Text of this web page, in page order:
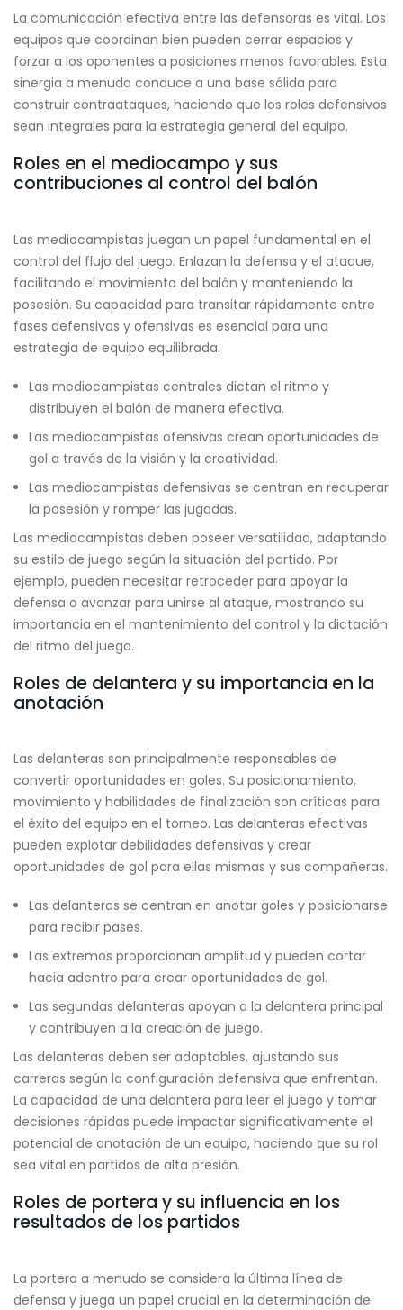
La comunicación efectiva entre las defensoras es vital. Los
equipos que coordinan bien pueden cerrar espacios y
forzar a los oponentes a posiciones menos favorables. Esta
sinergia a menudo conduce a una base sólida para
construir contraataques, haciendo que los roles defensivos
sean integrales para la estrategia general del equipo.
Roles en el mediocampo y sus
contribuciones al control del balón
Las mediocampistas juegan un papel fundamental en el
control del flujo del juego. Enlazan la defensa y el ataque,
facilitando el movimiento del balón y manteniendo la
posesión. Su capacidad para transitar rápidamente entre
fases defensivas y ofensivas es esencial para una
estrategia de equipo equilibrada.
Las mediocampistas centrales dictan el ritmo y
distribuyen el balón de manera efectiva.
Las mediocampistas ofensivas crean oportunidades de
gol a través de la visión y la creatividad.
Las mediocampistas defensivas se centran en recuperar
la posesión y romper las jugadas.
Las mediocampistas deben poseer versatilidad, adaptando
su estilo de juego según la situación del partido. Por
ejemplo, pueden necesitar retroceder para apoyar la
defensa o avanzar para unirse al ataque, mostrando su
importancia en el mantenimiento del control y la dictación
del ritmo del juego.
Roles de delantera y su importancia en la
anotación
Las delanteras son principalmente responsables de
convertir oportunidades en goles. Su posicionamiento,
movimiento y habilidades de finalización son críticas para
el éxito del equipo en el torneo. Las delanteras efectivas
pueden explotar debilidades defensivas y crear
oportunidades de gol para ellas mismas y sus compañeras.
Las delanteras se centran en anotar goles y posicionarse
para recibir pases.
Las extremos proporcionan amplitud y pueden cortar
hacia adentro para crear oportunidades de gol.
Las segundas delanteras apoyan a la delantera principal
y contribuyen a la creación de juego.
Las delanteras deben ser adaptables, ajustando sus
carreras según la configuración defensiva que enfrentan.
La capacidad de una delantera para leer el juego y tomar
decisiones rápidas puede impactar significativamente el
potencial de anotación de un equipo, haciendo que su rol
sea vital en partidos de alta presión.
Roles de portera y su influencia en los
resultados de los partidos
La portera a menudo se considera la última línea de
defensa y juega un papel crucial en la determinación de